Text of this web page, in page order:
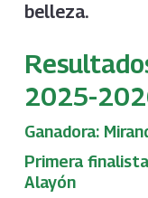
belleza.
2025-
Ganadora:
Primera
Alayón